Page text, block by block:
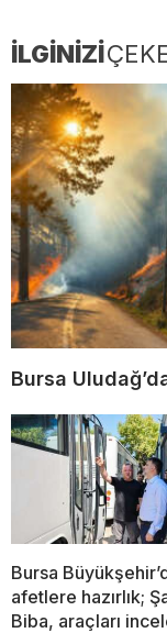
İLGİNİZİ
Bursa
Bursa
afetlere hazırlık;
Biba, araçları